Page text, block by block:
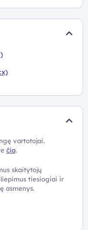
vartotojai.
čia.
skaitytojų
tiesiogiai ir
asmenys.